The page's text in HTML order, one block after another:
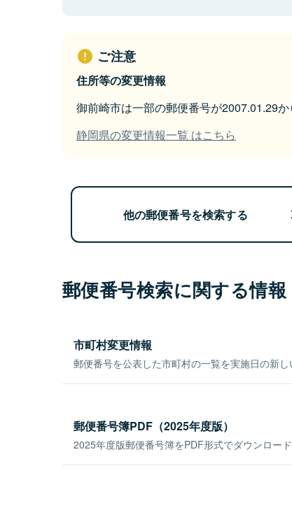
ご注意
住所等の変更情報
御前崎市は一部の郵便番号が2007.01.29
静岡県の変更情報一覧 はこちら
他の郵便番号を検索する
郵便番号検索に関する情報
市町村変更情報
郵便番号を公表した市町村の一覧を実施日の新し
郵便番号簿PDF（2025年度版）
2025年度版郵便番号簿をPDF形式でダウンロード